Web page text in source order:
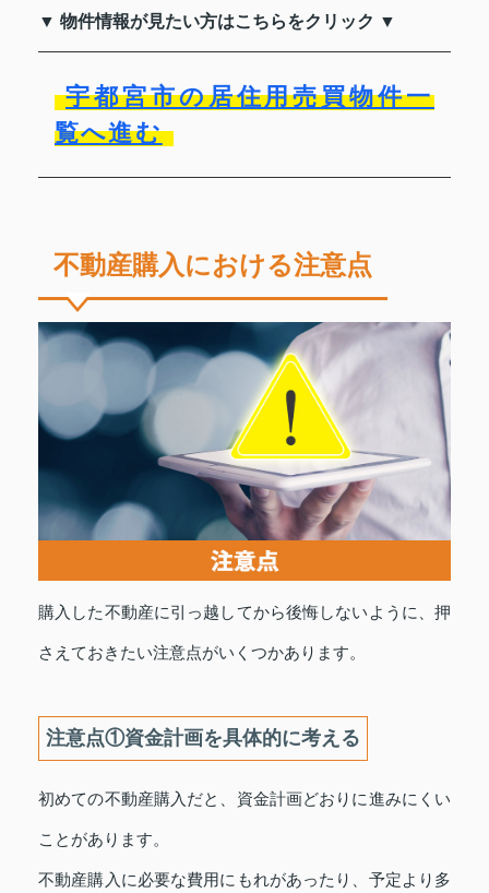
▼ 物件情報が見たい方はこちらをクリック ▼
宇都宮市の居住用売買物件一
覧へ進む
不動産購入における注意点
購入した不動産に引っ越してから後悔しないように、押
さえておきたい注意点がいくつかあります。
注意点①資金計画を具体的に考える
初めての不動産購入だと、資金計画どおりに進みにくい
ことがあります。
不動産購入に必要な費用にもれがあったり、予定より多